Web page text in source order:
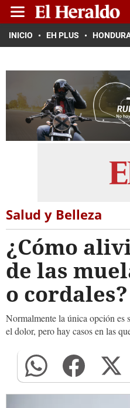
INICIO EH PLUS
Salud y Belleza
¿Cómo
de las
o cordales?
Normalmente la única opción es
el dolor, pero hay casos en las